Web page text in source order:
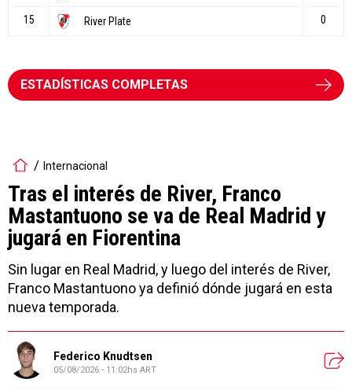
ESTADÍSTICAS COMPLETAS
Internacional
Tras el interés de River, Franco
Mastantuono se va de Real Madrid y
jugará en Fiorentina
Sin lugar en Real Madrid, y luego del interés de River,
Franco Mastantuono ya definió dónde jugará en esta
nueva temporada.
Federico Knudtsen
05/08/2026 - 11:02hs ART